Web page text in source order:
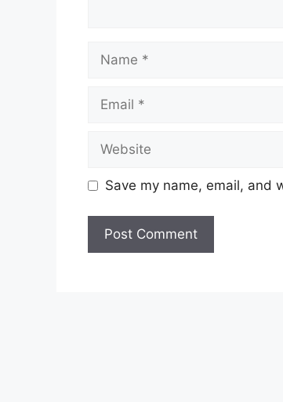
Name
Email
Website
Save my name, email, and